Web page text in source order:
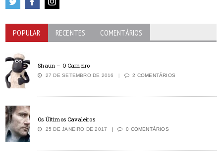
POPULAR RECENTES COMENTÁRIOS
Shaun – O Carneiro
27 DE SETEMBRO DE 2016 2 COMENTÁRIOS
Os Últimos Cavaleiros
25 DE JANEIRO DE 2017 0 COMENTÁRIOS